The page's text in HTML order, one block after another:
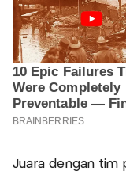
Juara dengan tim